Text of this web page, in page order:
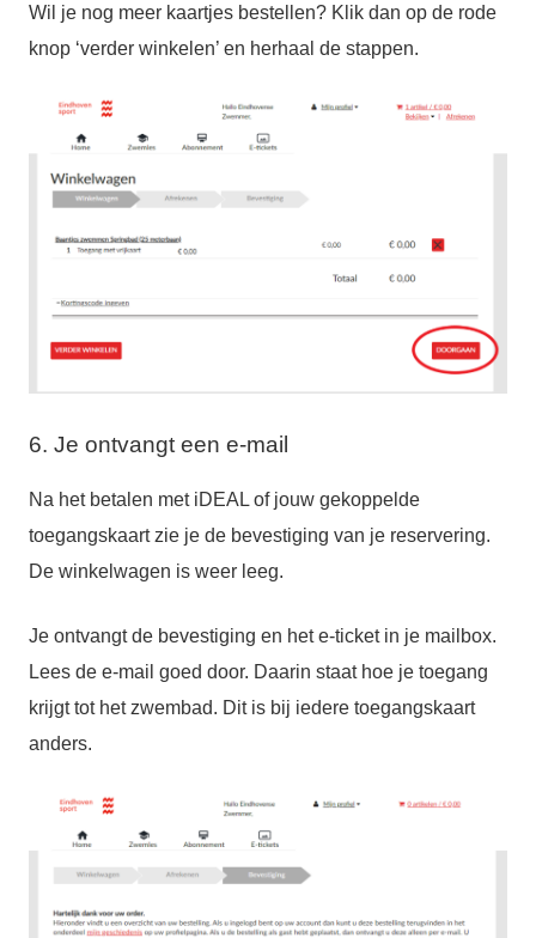
Wil je nog meer kaartjes bestellen? Klik dan op de rode
knop ‘verder winkelen’ en herhaal de stappen.
6. Je ontvangt een e-mail
Na het betalen met iDEAL of jouw gekoppelde
toegangskaart zie je de bevestiging van je reservering.
De winkelwagen is weer leeg.
Je ontvangt de bevestiging en het e-ticket in je mailbox.
Lees de e-mail goed door. Daarin staat hoe je toegang
krijgt tot het zwembad. Dit is bij iedere toegangskaart
anders.